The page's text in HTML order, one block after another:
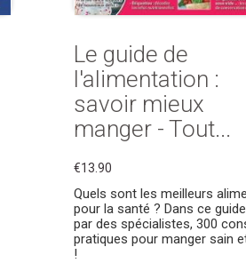
Le guide de
l'alimentation :
savoir mieux
manger - Tout...
€13.90
Quels sont les meilleurs
pour la santé ? Dans ce
par des spécialistes, 300
pratiques pour manger sain
!